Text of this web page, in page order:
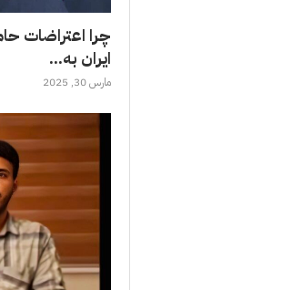
چرا اعتراضات
ایران به...
مارس 30, 2025